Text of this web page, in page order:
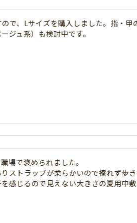
で、Lサイズを購入しました。指・
場で褒められました。
ストラップが柔らかいので擦れず歩き
感じるので見えない大きさの夏用中